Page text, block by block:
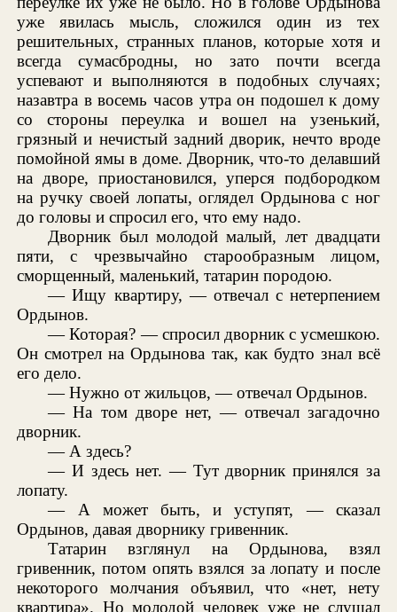
уже явилась мысль, сложился один из тех
решительных, странных планов, которые хотя и
всегда сумасбродны, но зато почти всегда
успевают и выполняются в подобных случаях;
назавтра в восемь часов утра он подошел к дому
со стороны переулка и вошел на узенький,
грязный и нечистый задний дворик, нечто вроде
помойной ямы в доме. Дворник, что-то делавший
на дворе, приостановился, уперся подбородком
на ручку своей лопаты, оглядел Ордынова с ног
до головы и спросил его, что ему надо.
Дворник был молодой малый, лет двадцати
пяти, с чрезвычайно старообразным лицом,
сморщенный, маленький, татарин породою.
— Ищу квартиру, — отвечал с нетерпением
Ордынов.
— Которая? — спросил дворник с усмешкою.
Он смотрел на Ордынова так, как будто знал всё
его дело.
— Нужно от жильцов, — отвечал Ордынов.
— На том дворе нет, — отвечал загадочно
дворник.
— А здесь?
— И здесь нет. — Тут дворник принялся за
лопату.
— А может быть, и уступят, — сказал
Ордынов, давая дворнику гривенник.
Татарин взглянул на Ордынова, взял
гривенник, потом опять взялся за лопату и после
некоторого молчания объявил, что «нет, нету
квартира». Но молодой человек уже не слушал